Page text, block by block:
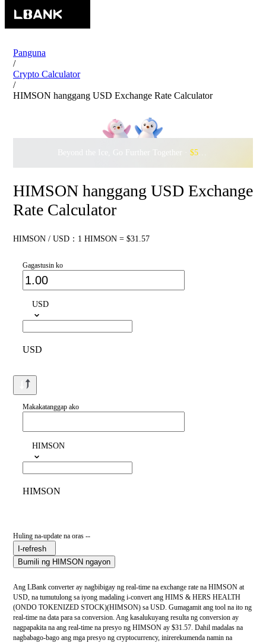
Panguna
/
Crypto Calculator
/
HIMSON hanggang USD Exchange Rate Calculator
Beyond the Ice, Go Further Together · $500,000
HIMSON hanggang USD Exchange
Rate Calculator
HIMSON / USD：1 HIMSON = $31.57
Gagastusin ko
USD
USD
Makakatanggap ako
HIMSON
HIMSON
Huling na-update na oras --
I-refresh
Bumili ng HIMSON ngayon
Ang LBank converter ay nagbibigay ng real-time na exchange rate na HIMSON at
USD, na tumutulong sa iyong madaling i-convert ang HIMS & HERS HEALTH
(ONDO TOKENIZED STOCK)(HIMSON) sa USD. Gumagamit ang tool na ito ng
real-time na data para sa conversion. Ang kasalukuyang resulta ng conversion ay
nagpapakita na ang real-time na presyo ng HIMSON ay $31.57. Dahil madalas na
nagbabago-bago ang mga presyo ng cryptocurrency, inirerekumenda namin na